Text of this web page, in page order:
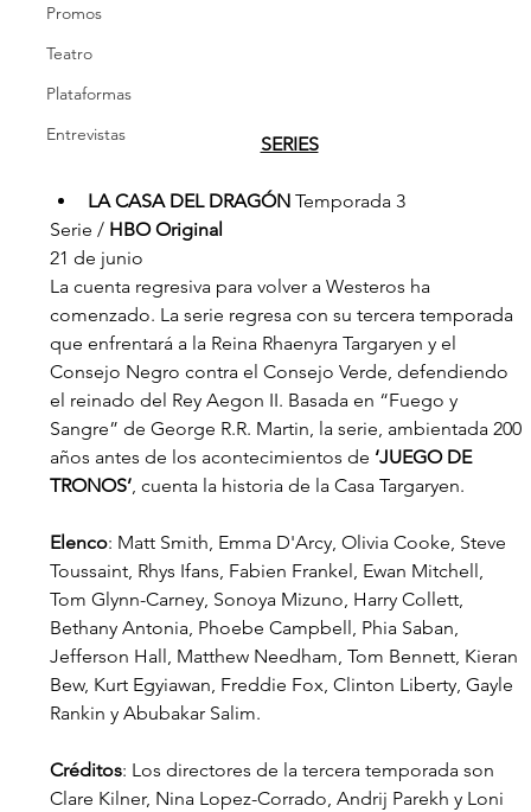
Promos
Teatro
Plataformas
Entrevistas
SERIES
LA CASA DEL DRAGÓN Temporada 3
Serie / HBO Original
21 de junio
La cuenta regresiva para volver a Westeros ha
comenzado. La serie regresa con su tercera temporada
que enfrentará a la Reina Rhaenyra Targaryen y el
Consejo Negro contra el Consejo Verde, defendiendo
el reinado del Rey Aegon II. Basada en “Fuego y
Sangre” de George R.R. Martin, la serie, ambientada 200
años antes de los acontecimientos de ‘JUEGO DE
TRONOS’, cuenta la historia de la Casa Targaryen.
Elenco: Matt Smith, Emma D'Arcy, Olivia Cooke, Steve
Toussaint, Rhys Ifans, Fabien Frankel, Ewan Mitchell,
Tom Glynn-Carney, Sonoya Mizuno, Harry Collett,
Bethany Antonia, Phoebe Campbell, Phia Saban,
Jefferson Hall, Matthew Needham, Tom Bennett, Kieran
Bew, Kurt Egyiawan, Freddie Fox, Clinton Liberty, Gayle
Rankin y Abubakar Salim.
Créditos: Los directores de la tercera temporada son
Clare Kilner, Nina Lopez-Corrado, Andrij Parekh y Loni